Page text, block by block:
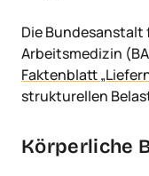
Die
Arbeitsmedizin
Faktenblatt
strukturellen
Körperliche